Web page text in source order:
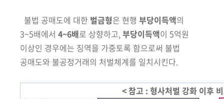
불법 공매도에 대한 벌금형은 현행 부당이득액의
3~5배에서 4~6배로 상향하고, 부당이득액이 5억원
이상인 경우에는 징역을 가중토록 함으로써 불법
공매도와 불공정거래의 처벌체계를 일치시킨다.
< 참고 : 형사처벌 강화 이후